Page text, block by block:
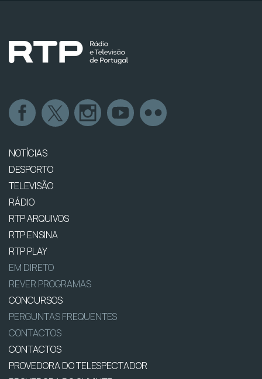
NOTÍCIAS
DESPORTO
TELEVISÃO
RÁDIO
RTP ARQUIVOS
RTP ENSINA
RTP PLAY
EM DIRETO
REVER PROGRAMAS
CONCURSOS
PERGUNTAS FREQUENTES
CONTACTOS
CONTACTOS
PROVEDORA DO TELESPECTADOR